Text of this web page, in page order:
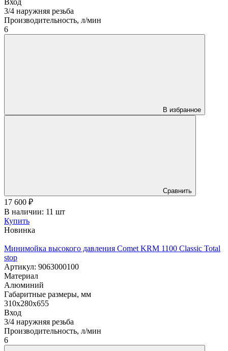
Вход
3/4 наружняя резьба
Производительность, л/мин
6
В избранное
Сравнить
17 600 ₽
В наличии: 11 шт
Купить
Новинка
Минимойка высокого давления Comet KRM 1100 Classic Total
stop
Артикул: 9063000100
Материал
Алюминий
Габаритные размеры, мм
310x280x655
Вход
3/4 наружняя резьба
Производительность, л/мин
6